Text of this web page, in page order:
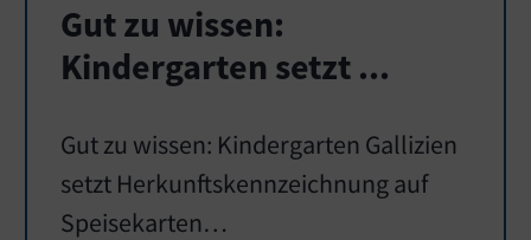
Gut zu wissen:
Kindergarten setzt ...
Gut zu wissen: Kindergarten Gallizien
setzt Herkunftskennzeichnung auf
Speisekarten…